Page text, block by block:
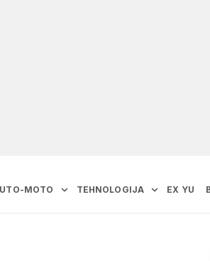
MOTO TEHNOLOGIJA EX YU